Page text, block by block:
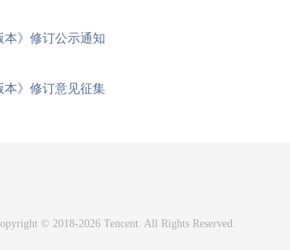
本》修订公示通知
本》修订意见征集
© 2018-2026 Tencent. All Rights Reserved.